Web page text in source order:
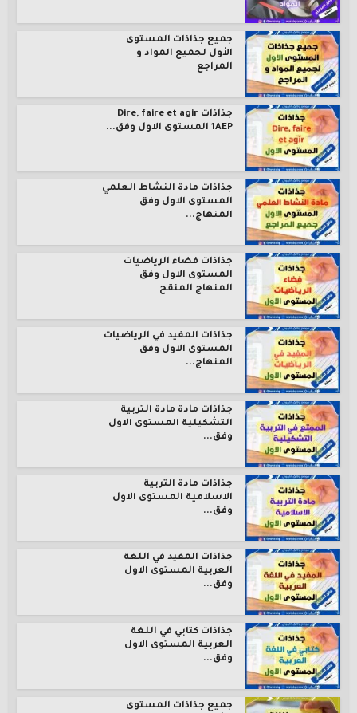
جميع جذاذات المستوى
الأول لجميع المواد و
المراجع
جذاذات Dire, faire et agir
1AEP المستوى الاول وفق...
جذاذات مادة النشاط العلمي
المستوى الاول وفق
المنهاج...
جذاذات فضاء الرياضيات
المستوى الاول وفق
المنهاج المنقح
جذاذات المفيد في الرياضيات
المستوى الاول وفق
المنهاج...
جذاذات مادة مادة التربية
التشكيلية المستوى الاول
وفق...
جذاذات مادة التربية
الاسلامية المستوى الاول
وفق...
جذاذات المفيد في اللغة
العربية المستوى الاول
وفق...
جذاذات كتابي في اللغة
العربية المستوى الاول
وفق...
جميع جذاذات المستوى